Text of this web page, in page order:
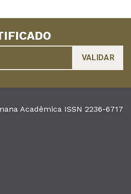
Acadêmica ISSN 2236-6717